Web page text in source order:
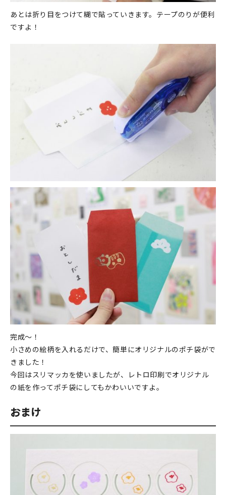
あとは折り目をつけて糊で貼っていきます。テープのりが便利
ですよ！
完成～！
小さめの絵柄を入れるだけで、簡単にオリジナルのポチ袋がで
きました！
今回はスリマッカを使いましたが、レトロ印刷でオリジナル
の紙を作ってポチ袋にしてもかわいいですよ。
おまけ